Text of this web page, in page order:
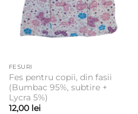
FESURI
Fes pentru copii, din fasii
(Bumbac 95%, subtire +
Lycra 5%)
12,00 lei